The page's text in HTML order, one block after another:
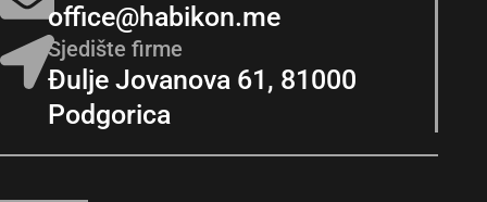
office@habikon.me
Sjedište firme
Đulje Jovanova 61, 81000
Podgorica